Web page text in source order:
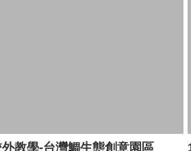
教學-台灣鯛生態創意園區